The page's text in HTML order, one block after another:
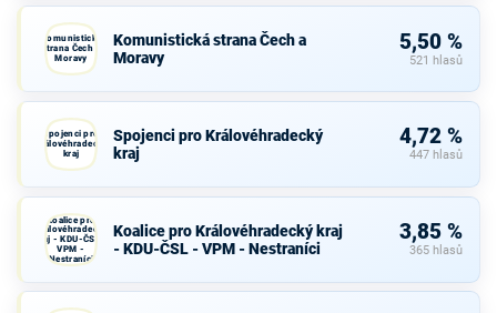
Komunistická
strana Čech a
Moravy
Komunistická strana Čech a
Moravy
5,50 %
521 hlasů
Spojenci pro
Královéhradecký
kraj
Spojenci pro Královéhradecký
kraj
4,72 %
447 hlasů
Koalice pro
Královéhradecký
kraj - KDU-ČSL -
VPM -
Nestraníci
Koalice pro Královéhradecký kraj
- KDU-ČSL - VPM - Nestraníci
3,85 %
365 hlasů